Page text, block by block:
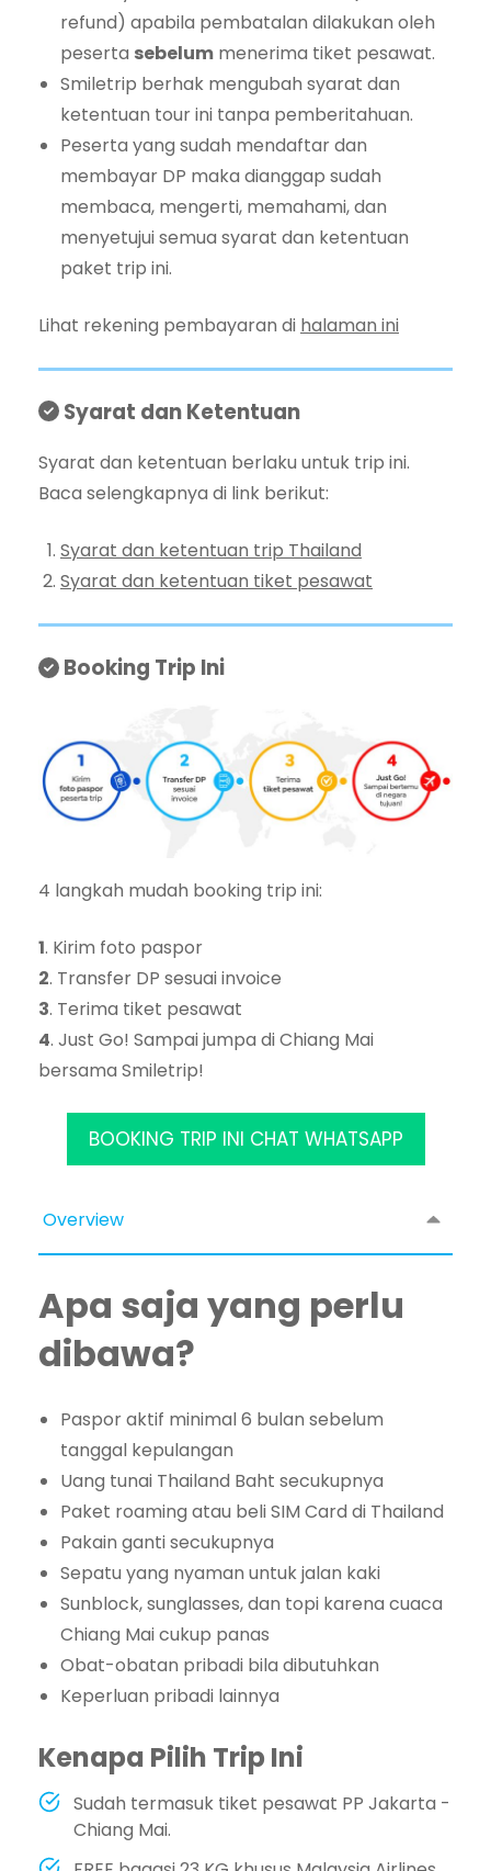
refund) apabila pembatalan dilakukan oleh
peserta sebelum menerima tiket pesawat.
Smiletrip berhak mengubah syarat dan
ketentuan tour ini tanpa pemberitahuan.
Peserta yang sudah mendaftar dan
membayar DP maka dianggap sudah
membaca, mengerti, memahami, dan
menyetujui semua syarat dan ketentuan
paket trip ini.
Lihat rekening pembayaran di halaman ini
Syarat dan Ketentuan
Syarat dan ketentuan berlaku untuk trip ini.
Baca selengkapnya di link berikut:
Syarat dan ketentuan trip Thailand
Syarat dan ketentuan tiket pesawat
Booking Trip Ini
4 langkah mudah booking trip ini:
1. Kirim foto paspor
2. Transfer DP sesuai invoice
3. Terima tiket pesawat
4. Just Go! Sampai jumpa di Chiang Mai
bersama Smiletrip!
BOOKING TRIP INI CHAT WHATSAPP
Overview
Apa saja yang perlu
dibawa?
Paspor aktif minimal 6 bulan sebelum
tanggal kepulangan
Uang tunai Thailand Baht secukupnya
Paket roaming atau beli SIM Card di Thailand
Pakain ganti secukupnya
Sepatu yang nyaman untuk jalan kaki
Sunblock, sunglasses, dan topi karena cuaca
Chiang Mai cukup panas
Obat-obatan pribadi bila dibutuhkan
Keperluan pribadi lainnya
Kenapa Pilih Trip Ini
Sudah termasuk tiket pesawat PP Jakarta -
Chiang Mai.